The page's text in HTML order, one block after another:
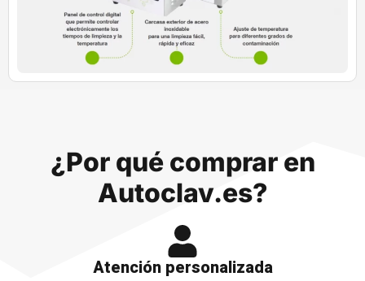
¿Por qué comprar en
Autoclav.es?
Atención personalizada